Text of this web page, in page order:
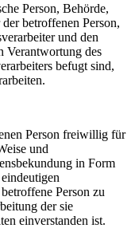
Person, Behörde,
betroffenen Person,
und den
Verantwortung des
befugt sind,
Person freiwillig für
und
in Form
Person zu
der sie
einverstanden ist.